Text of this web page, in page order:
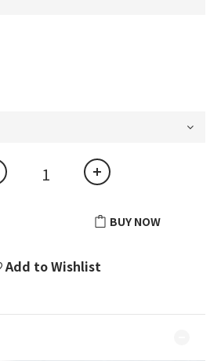
BUY NOW
Add to Wishlist